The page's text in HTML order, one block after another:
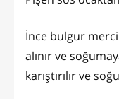
İnce bulgur
alınır ve
karıştırılır ve